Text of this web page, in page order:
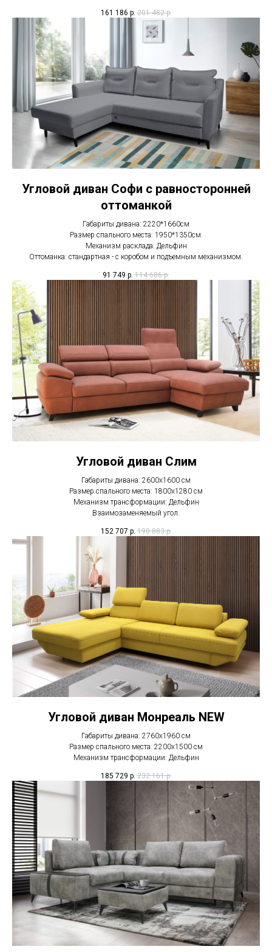
161 186 р. 201 482 р.
Угловой диван Софи с равносторонней
оттоманкой
Габариты дивана: 2220*1660см
Размер спального места: 1950*1350см.
Механизм расклада: Дельфин
Оттоманка: стандартная - с коробом и подъемным механизмом.
91 749 р. 114 686 р.
Угловой диван Слим
Габариты дивана: 2600x1600 см
Размер спального места: 1800x1280 см
Механизм трансформации: Дельфин
Взаимозаменяемый угол.
152 707 р. 190 883 р.
Угловой диван Монреаль NEW
Габариты дивана: 2760х1960 см
Размер спального места: 2200х1500 см
Механизм трансформации: Дельфин
185 729 р. 232 161 р.